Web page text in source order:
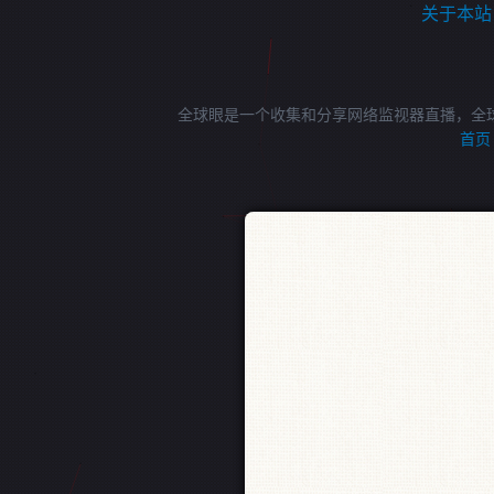
关于本站
全球眼是一个收集和分享网络监视器直播，
首页